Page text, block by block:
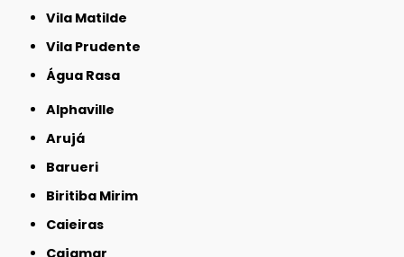
Vila Matilde
Vila Prudente
Água Rasa
Alphaville
Arujá
Barueri
Biritiba Mirim
Caieiras